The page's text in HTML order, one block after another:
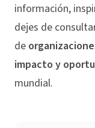
información,
dejes de
de
impacto y
mundial.